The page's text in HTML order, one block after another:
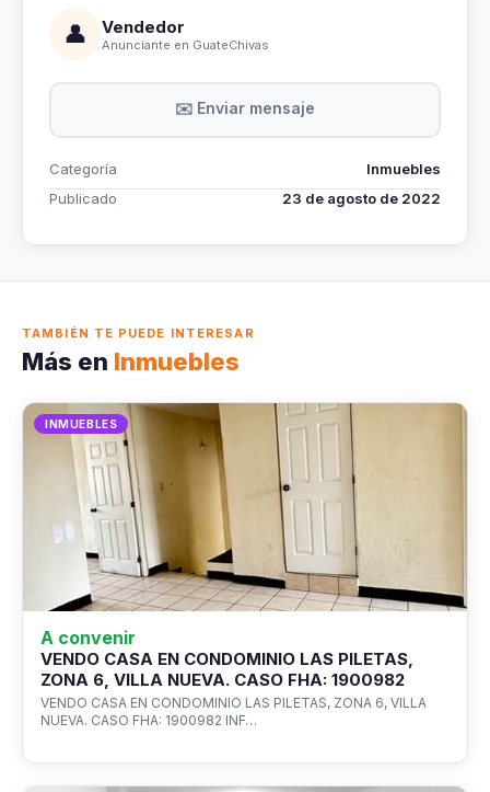
👤 Vendedor
Anunciante en GuateChivas
✉️ Enviar mensaje
Categoría
Inmuebles
Publicado
23 de agosto de 2022
TAMBIÉN TE PUEDE INTERESAR
Más en Inmuebles
INMUEBLES
A convenir
VENDO CASA EN CONDOMINIO LAS PILETAS,
ZONA 6, VILLA NUEVA. CASO FHA: 1900982
VENDO CASA EN CONDOMINIO LAS PILETAS, ZONA 6, VILLA
NUEVA. CASO FHA: 1900982 INF…